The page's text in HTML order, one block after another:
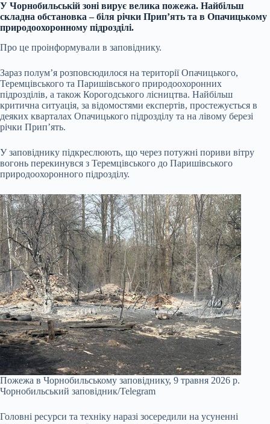
У Чорнобильській зоні вирує велика пожежа. Найбільш
складна обстановка – біля річки Прип’ять та в Опачицькому
природоохоронному підрозділі.
Про це проінформували в заповіднику.
Зараз полум’я розповсюдилося на території Опачицького,
Теремцівського та Паришівського природоохоронних
підрозділів, а також Корогодського лісництва. Найбільш
критична ситуація, за відомостями експертів, простежується в
деяких кварталах Опачицького підрозділу та на лівому березі
річки Прип’ять.
У заповіднику підкреслюють, що через потужні пориви вітру
вогонь перекинувся з Теремцівського до Паришівського
природоохоронного підрозділу.
Пожежа в Чорнобильському заповіднику, 9 травня 2026 р.
Чорнобильський заповідник/Telegram
Головні ресурси та техніку наразі зосередили на усуненні